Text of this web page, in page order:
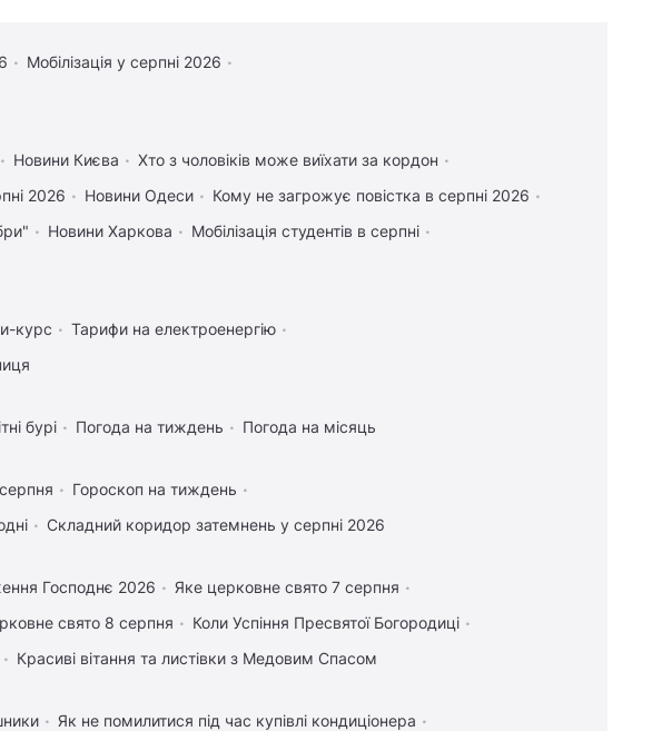
Мобілізація у серпні 2026
Новини Києва
Хто з чоловіків може виїхати за кордон
2026 Новини Одеси
Кому не загрожує повістка в серпні 2026
Новини Харкова
Мобілізація студентів в серпні
курс
Тарифи на електроенергію
бурі Погода на тиждень Погода на місяць
Гороскоп на тиждень
Складний коридор затемнень у серпні 2026
Господнє 2026
Яке церковне свято 7 серпня
свято 8 серпня
Коли Успіння Пресвятої Богородиці
Красиві вітання та листівки з Медовим Спасом
Як не помилитися під час купівлі кондиціонера